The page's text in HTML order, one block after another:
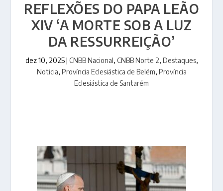
REFLEXÕES DO PAPA LEÃO
XIV ‘A MORTE SOB A LUZ
DA RESSURREIÇÃO’
dez 10, 2025| CNBB Nacional, CNBB Norte 2, Destaques,
Noticia, Província Eclesiástica de Belém, Província
Eclesiástica de Santarém